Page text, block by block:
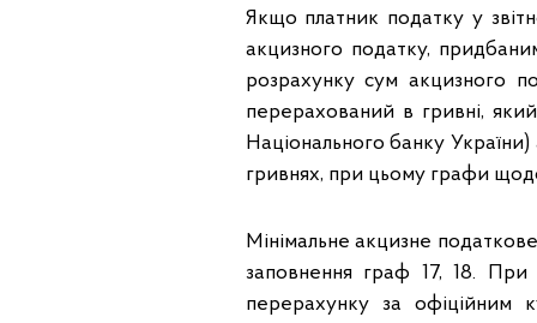
Якщо платник податку у
акцизного податку,
розрахунку сум акцизного
перерахований в гривні,
Національного банку
гривнях, при цьому графи
Мінімальне акцизне
заповнення граф 17, 18.
перерахунку за офіційним